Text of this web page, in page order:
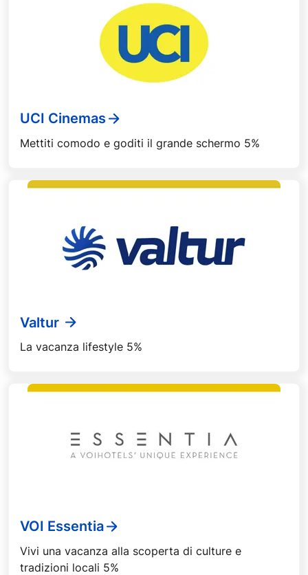
UCI Cinemas
Mettiti comodo e goditi il grande schermo 5%
Valtur
La vacanza lifestyle 5%
VOI Essentia
Vivi una vacanza alla scoperta di culture e
tradizioni locali 5%